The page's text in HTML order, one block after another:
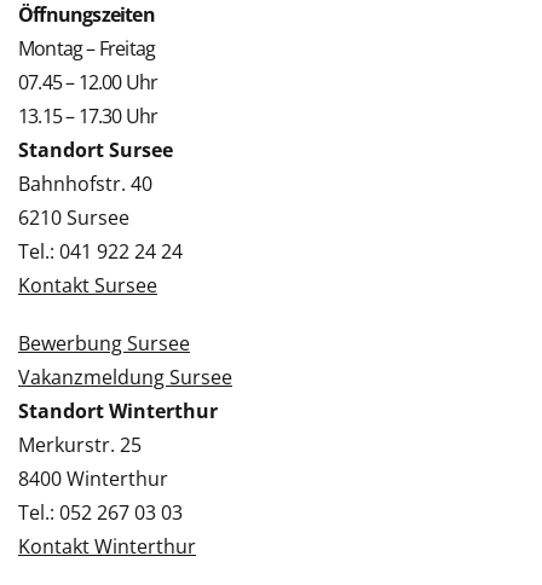
Öffnungszeiten
Montag – Freitag
07.45 – 12.00 Uhr
13.15 – 17.30 Uhr
Standort Sursee
Bahnhofstr. 40
6210 Sursee
Tel.: 041 922 24 24
Kontakt Sursee
Bewerbung Sursee
Vakanzmeldung Sursee
Standort Winterthur
Merkurstr. 25
8400 Winterthur
Tel.: 052 267 03 03
Kontakt Winterthur